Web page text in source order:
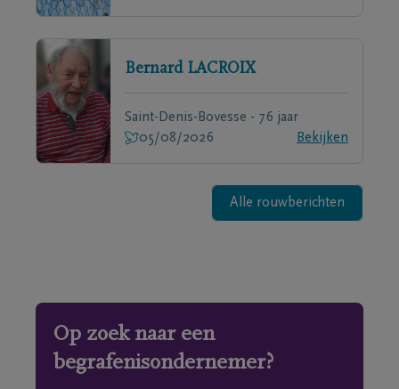
Bernard LACROIX
Saint-Denis-Bovesse - 76 jaar
05/08/2026
Bekijken
Alle rouwberichten
Op zoek naar een
begrafenisondernemer?